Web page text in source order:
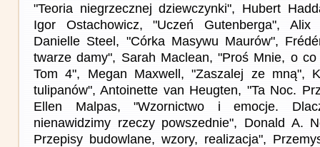
"Teoria niegrzecznej dziewczynki", Hubert
Igor Ostachowicz, "Uczeń Gutenberga", Alix
Danielle Steel, "Córka Masywu Maurów",
twarze damy", Sarah Maclean, "Proś Mnie, o
Tom 4", Megan Maxwell, "Zaszalej ze mną",
tulipanów", Antoinette van Heugten, "Ta Noc.
Ellen Malpas, "Wzornictwo i emocje.
nienawidzimy rzeczy powszednie", Donald A.
Przepisy budowlane, wzory, realizacja",